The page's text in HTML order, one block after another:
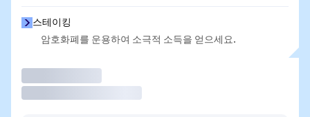
스테이킹
암호화폐를 운용하여 소극적 소득을 얻으세요.